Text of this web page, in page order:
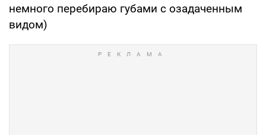
немного перебираю губами с озадаченным
видом)